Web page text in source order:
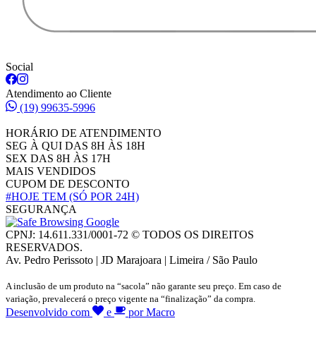
Social
Atendimento ao Cliente
(19) 99635-5996
HORÁRIO DE ATENDIMENTO
SEG À QUI DAS 8H ÀS 18H
SEX DAS 8H ÀS 17H
MAIS VENDIDOS
CUPOM DE DESCONTO
#HOJE TEM (SÓ POR 24H)
SEGURANÇA
CPNJ: 14.611.331/0001-72 © TODOS OS DIREITOS
RESERVADOS.
Av. Pedro Perissoto | JD Marajoara | Limeira / São Paulo
A inclusão de um produto na “sacola” não garante seu preço. Em caso de
variação, prevalecerá o preço vigente na “finalização” da compra.
Desenvolvido com e por Macro